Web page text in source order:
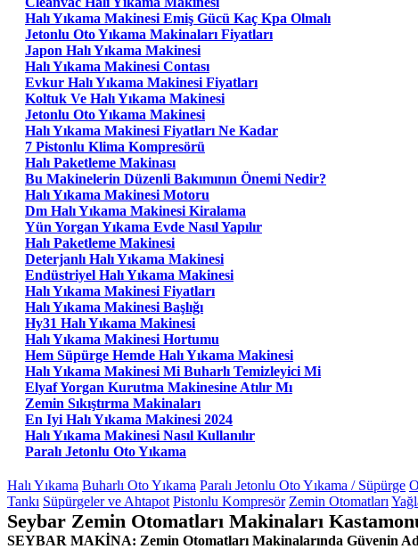
Halı Yıkama Makinesi Emiş Gücü Kaç Kpa Olmalı
Jetonlu Oto Yıkama Makinaları Fiyatları
Japon Halı Yıkama Makinesi
Halı Yıkama Makinesi Contası
Evkur Halı Yıkama Makinesi Fiyatları
Koltuk Ve Halı Yıkama Makinesi
Jetonlu Oto Yıkama Makinesi
Halı Yıkama Makinesi Fiyatları Ne Kadar
7 Pistonlu Klima Kompresörü
Halı Paketleme Makinası
Bu Makinelerin Düzenli Bakımının Önemi Nedir?
Halı Yıkama Makinesi Motoru
Dm Halı Yıkama Makinesi Kiralama
Yün Yorgan Yıkama Evde Nasıl Yapılır
Halı Paketleme Makinesi
Deterjanlı Halı Yıkama Makinesi
Endüstriyel Halı Yıkama Makinesi
Halı Yıkama Makinesi Fiyatları
Halı Yıkama Makinesi Başlığı
Hy31 Halı Yıkama Makinesi
Halı Yıkama Makinesi Hortumu
Hem Süpürge Hemde Halı Yıkama Makinesi
Halı Yıkama Makinesi Mi Buharlı Temizleyici Mi
Elyaf Yorgan Kurutma Makinesine Atılır Mı
Zemin Sıkıştırma Makinaları
En Iyi Halı Yıkama Makinesi 2024
Halı Yıkama Makinesi Nasıl Kullanılır
Paralı Jetonlu Oto Yıkama
Halı Yıkama Buharlı Oto Yıkama Paralı Jetonlu Oto Yıkama / Süpürge
Tankı Süpürgeler ve Ahtapot Pistonlu Kompresör Zemin Otomatları
Seybar Zemin Otomatları Makinaları
SEYBAR MAKİNA: Zemin Otomatları Makinalarında Güvenin